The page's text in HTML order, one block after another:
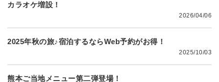
カラオケ増設！
2026/04/06
2025年秋の旅♪宿泊するならWeb予約がお得！
2025/10/03
熊本ご当地メニュー第二弾登場！